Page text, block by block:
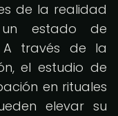
de la realidad
estado de
A través de la
el estudio de
en rituales
elevar su